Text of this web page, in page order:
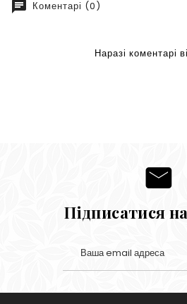
chat Коментарі (0)
Наразі коментарі
Підписатися